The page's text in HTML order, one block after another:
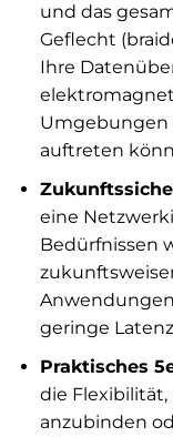
und das
Geflecht
Ihre
Umgebungen
auftreten
eine
Bedürfnissen
geringe
Praktisches
die
anzubinden